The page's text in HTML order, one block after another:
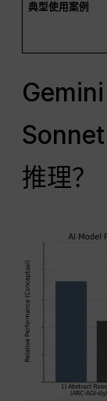
典型使用案例
推理？